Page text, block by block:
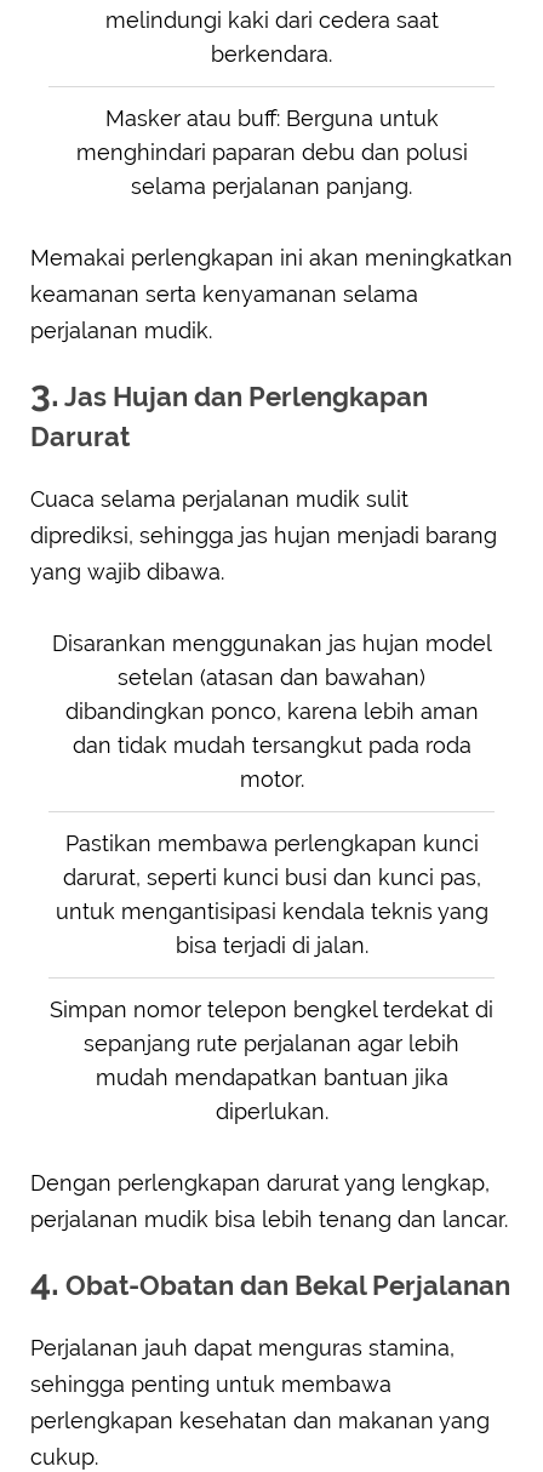
melindungi kaki dari cedera saat
berkendara.
Masker atau buff: Berguna untuk
menghindari paparan debu dan polusi
selama perjalanan panjang.
Memakai perlengkapan ini akan meningkatkan
keamanan serta kenyamanan selama
perjalanan mudik.
3. Jas Hujan dan Perlengkapan
Darurat
Cuaca selama perjalanan mudik sulit
diprediksi, sehingga jas hujan menjadi barang
yang wajib dibawa.
Disarankan menggunakan jas hujan model
setelan (atasan dan bawahan)
dibandingkan ponco, karena lebih aman
dan tidak mudah tersangkut pada roda
motor.
Pastikan membawa perlengkapan kunci
darurat, seperti kunci busi dan kunci pas,
untuk mengantisipasi kendala teknis yang
bisa terjadi di jalan.
Simpan nomor telepon bengkel terdekat di
sepanjang rute perjalanan agar lebih
mudah mendapatkan bantuan jika
diperlukan.
Dengan perlengkapan darurat yang lengkap,
perjalanan mudik bisa lebih tenang dan lancar.
4. Obat-Obatan dan Bekal Perjalanan
Perjalanan jauh dapat menguras stamina,
sehingga penting untuk membawa
perlengkapan kesehatan dan makanan yang
cukup.